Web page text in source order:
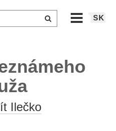
SK
Ilečko